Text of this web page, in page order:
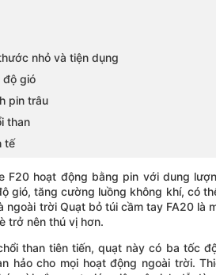
347 Hoàng Văn Thụ, Phường Tân Sơn Hòa,
672–674 Lê Hồng Phong, Phường Vườn Lài,
736 Hậu Giang, Phường Phú Lâm, Hồ Chí
Số 454 Nguyễn Oanh, Phường An Nhơn, Hồ
nhỏ và tiện dụng
độ gió
pin trâu
than
tế
F20 hoạt động bằng pin với dung
gió, tăng cường luồng không khí, có
ngoài trời Quạt bỏ túi cầm tay FA20 là
trở nên thú vị hơn.
than tiên tiến, quạt này có ba tốc
hảo cho mọi hoạt động ngoài trời.